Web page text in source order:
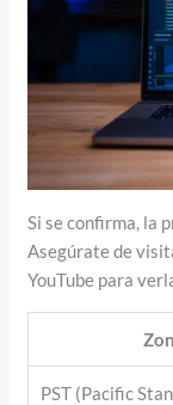
Si se confirma, la
Asegúrate de
YouTube para
PST (Pacific